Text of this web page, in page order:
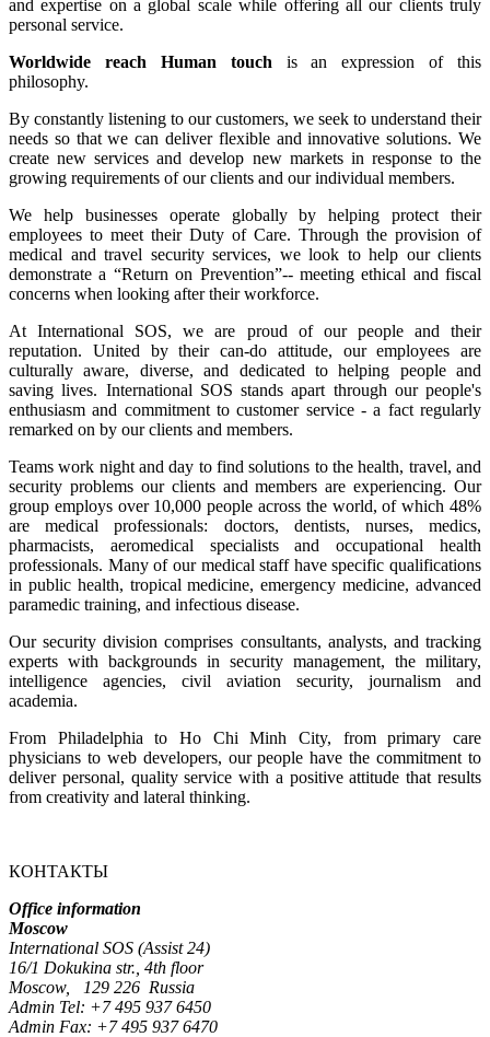
and expertise on a global scale while offering all our clients truly
personal service.
Worldwide reach Human touch is an expression of this
philosophy.
By constantly listening to our customers, we seek to understand their
needs so that we can deliver flexible and innovative solutions. We
create new services and develop new markets in response to the
growing requirements of our clients and our individual members.
We help businesses operate globally by helping protect their
employees to meet their Duty of Care. Through the provision of
medical and travel security services, we look to help our clients
demonstrate a “Return on Prevention”-- meeting ethical and fiscal
concerns when looking after their workforce.
At International SOS, we are proud of our people and their
reputation. United by their can-do attitude, our employees are
culturally aware, diverse, and dedicated to helping people and
saving lives. International SOS stands apart through our people's
enthusiasm and commitment to customer service - a fact regularly
remarked on by our clients and members.
Teams work night and day to find solutions to the health, travel, and
security problems our clients and members are experiencing. Our
group employs over 10,000 people across the world, of which 48%
are medical professionals: doctors, dentists, nurses, medics,
pharmacists, aeromedical specialists and occupational health
professionals. Many of our medical staff have specific qualifications
in public health, tropical medicine, emergency medicine, advanced
paramedic training, and infectious disease.
Our security division comprises consultants, analysts, and tracking
experts with backgrounds in security management, the military,
intelligence agencies, civil aviation security, journalism and
academia.
From Philadelphia to Ho Chi Minh City, from primary care
physicians to web developers, our people have the commitment to
deliver personal, quality service with a positive attitude that results
from creativity and lateral thinking.
КОНТАКТЫ
Office information
Moscow
International SOS (Assist 24)
16/1 Dokukina str., 4th floor
Moscow, 129 226 Russia
Admin Tel: +7 495 937 6450
Admin Fax: +7 495 937 6470